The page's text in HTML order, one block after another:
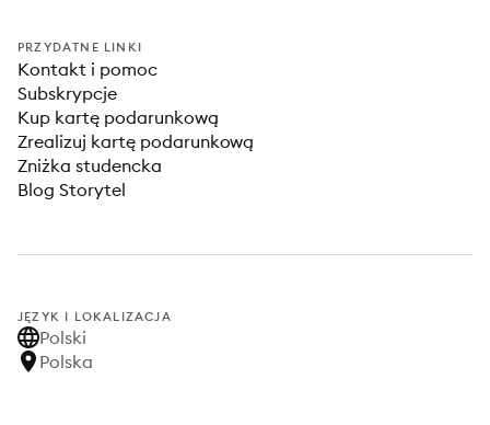
PRZYDATNE LINKI
Kontakt i pomoc
Subskrypcje
Kup kartę podarunkową
Zrealizuj kartę podarunkową
Zniżka studencka
Blog Storytel
JĘZYK I LOKALIZACJA
Polski
Polska